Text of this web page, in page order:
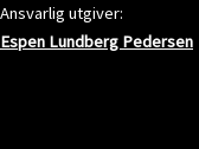
Ansvarlig utgiver:
Espen Lundberg Pedersen